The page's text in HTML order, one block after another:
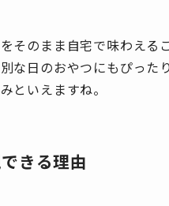
そのまま自宅で味わえる
な日のおやつにもぴった
といえますね。
きる理由